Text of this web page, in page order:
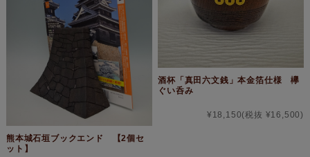
熊本城石垣ブックエンド 【2個セ
ット】
酒杯「真田六文銭」本金箔仕様 欅
ぐい呑み
¥18,150(税抜 ¥16,500)